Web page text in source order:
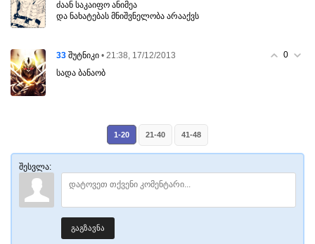
ძაან საკაიფო ანიმეა
და ნახატებას მნიშვნელობა არააქვს
0
33 შუტნიკი • 21:38, 17/12/2013
სადა ბანაობ
1-20 21-40 41-48
შესვლა:
გაგზავნა